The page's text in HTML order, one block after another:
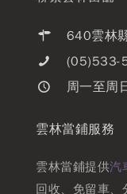
640雲林
(05)533-
周一至周
雲林當鋪服務
雲林當鋪提供汽
回收、免留車